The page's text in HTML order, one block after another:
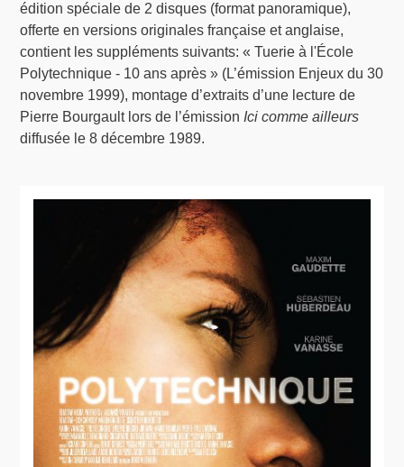
édition spéciale de 2 disques (format panoramique),
offerte en versions originales française et anglaise,
contient les suppléments suivants: « Tuerie à l'École
Polytechnique - 10 ans après » (L’émission Enjeux du 30
novembre 1999), montage d’extraits d’une lecture de
Pierre Bourgault lors de l’émission Ici comme ailleurs
diffusée le 8 décembre 1989.